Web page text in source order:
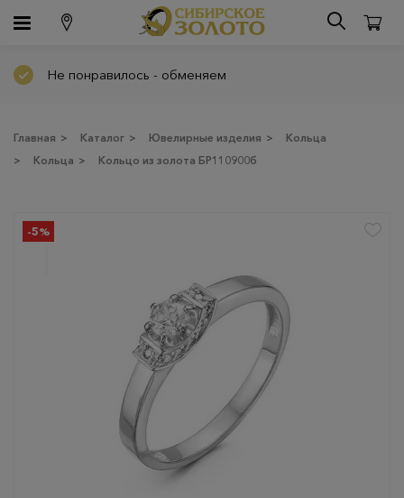
Не понравилось - обменяем
Главная > Каталог > Ювелирные изделия >
Кольца
>
Кольца > Кольцо из золота БР110900б
-5%